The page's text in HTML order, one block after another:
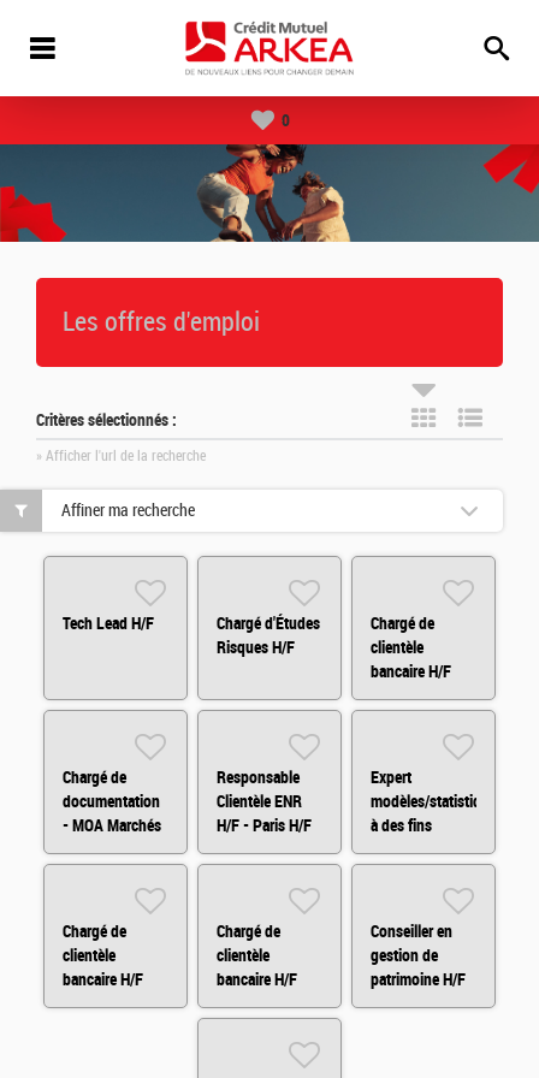
0
Les offres d'emploi
Critères sélectionnés :
» Afficher l'url de la recherche
Tech Lead H/F
Chargé d'Études
Risques H/F
Chargé de
clientèle
bancaire H/F
Chargé de
documentation
- MOA Marchés
Financiers H/F
Responsable
Clientèle ENR
H/F - Paris H/F
Expert
modèles/statistiques
à des fins
d'audit H/F
Chargé de
clientèle
bancaire H/F
Chargé de
clientèle
bancaire H/F
Conseiller en
gestion de
patrimoine H/F
Affiner ma recherche